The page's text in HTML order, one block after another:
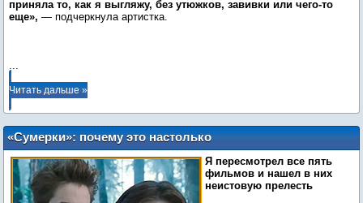
приняла то, как я выгляжу, без утюжков, завивки или чего-то
еще», — подчеркнула артистка.
...
Читать дальше »
«Сумерки»: почему это настолько
плохо, что хорошо
Я пересмотрел все пять
фильмов и нашел в них
неистовую прелесть